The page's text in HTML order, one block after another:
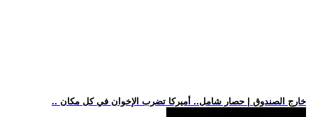
.. خارج الصندوق | حصار شامل.. أميركا تضرب الإخوان في كل مكان